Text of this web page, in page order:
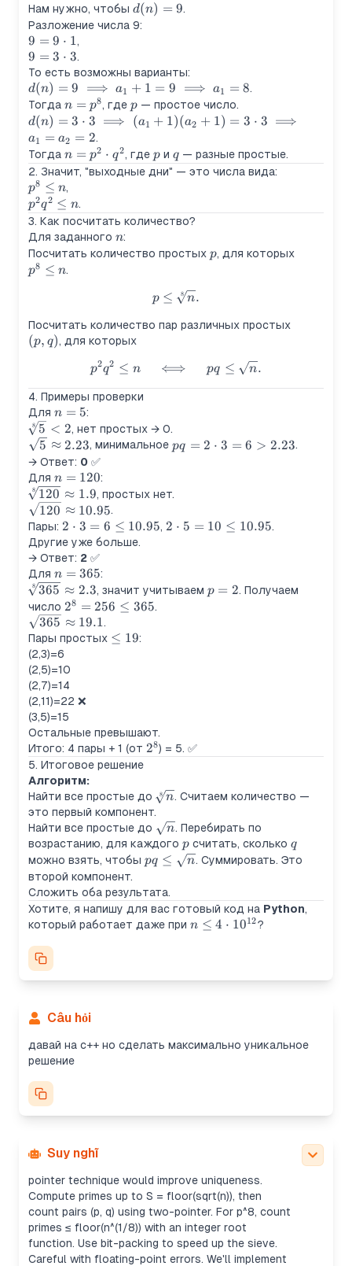
Нам нужно, чтобы d(n)
= 9
d(n) = 9.
Разложение числа 9:
9 =
9\cdot
1
9 = 9 ⋅ 1,
9 =
3\cdot
3
9 = 3 ⋅ 3.
То есть возможны варианты:
d(n) = 9
\implies
a_1 + 1
= 9
\implies
a_1 = 8
d(n) = 9 ⟹ a1 + 1 = 9 ⟹ a1 = 8.
Тогда n =
p^8
n = p8, гдеp
p — простое число.
d(n) = 3
\cdot 3
\implies
(a_1 +
1)(a_2
+ 1) =
3\cdot
3
\implies
a_1 =
a_2 = 2
d(n) = 3 ⋅ 3 ⟹ (a1 + 1)(a2 + 1) = 3 ⋅ 3 ⟹
a1 = a2 = 2.
Тогда n =
p^2
\cdot
q^2
n = p2 ⋅ q2, где p
pи q
q — разные простые.
2. Значит, "выходные дни" — это числа вида:
p^8
\leq
n
p8 ≤ n,
p^2
q^2
\leq
n
p2q2 ≤ n.
3. Как посчитать количество?
Для заданного n
n:
Посчитать количество простых p
p, для которых
p8 ≤ n.
p \leq \sqrt[8]{n}.
p ≤ 8 n.
Посчитать количество пар различных простых
(p, q), для которых
p^2 q^2 \leq n \quad \iff
p2q2 ≤ n ⟺ pq ≤ n.
4. Примеры проверки
Для n=5
n = 5:
\sqrt[8]
{5} < 2
8 5 < 2, нет простых → 0.
\sqrt{5}
\approx
2.23
5 ≈ 2.23, минимальноеpq =
pq = 2 ⋅ 3 = 6 > 2.23.
→ Ответ: 0 ✅
Для n=120
n = 120:
\sqrt[8]
{120}
\approx
1.9
8 120 ≈ 1.9, простых нет.
\sqrt{120}
\approx
10.95
120 ≈ 10.95.
Пары: 2\cdot
3 = 6
\leq
10.95
2 ⋅ 3 = 6 ≤ 10.95, 2\cdot
2 ⋅ 5 = 10 ≤ 10.95.
Другие уже больше.
→ Ответ: 2 ✅
Для n=365
n = 365:
\sqrt[8]
{365}
\approx
2.3
8 365 ≈ 2.3, значит учитываем p=2
p = 2. Получаем
число 2^8=256
\leq 365
28 = 256 ≤ 365.
\sqrt{365}
\approx
19.1
365 ≈ 19.1.
Пары простых \leq
≤ 19:
(2,3)=6
(2,5)=10
(2,7)=14
(2,11)=22 ❌
(3,5)=15
Остальные превышают.
Итого: 4 пары + 1 (от 2^8
28) = 5. ✅
5. Итоговое решение
Алгоритм:
Найти все простые до \sqrt[8]
8 n. Считаем количество —
это первый компонент.
Найти все простые до \sqrt{n}
n. Перебирать по
возрастанию, для каждого p
p считать, сколько q
q
можно взять, чтобы pq \leq
pq ≤ n. Суммировать. Это
второй компонент.
Сложить оба результата.
Хотите, я напишу для вас готовый код на Python,
который работает даже при n \leq 4
n ≤ 4 ⋅ 1012?
Câu hỏi
давай на c++ но сделать максимально уникальное
решение
Suy nghĩ
Calculating numbers with exactly 9 divisors
We need to count numbers ≤ n with exactly 9
divisors. This involves finding primes p where p^8
≤ n, and distinct prime pairs p < q such that p * q ≤
sqrt(n). The sieve can go up to 2e6 for primes. The
solution seems accurate, and using a bitset sieve
might help ensure efficiency without duplicates.
Using a simple sieve up to 2e6 should work, but
pointer technique would improve uniqueness.
Compute primes up to S = floor(sqrt(n)), then
count pairs (p, q) using two-pointer. For p^8, count
primes ≤ floor(n^(1/8)) with an integer root
function. Use bit-packing to speed up the sieve.
Careful with floating-point errors. We'll implement